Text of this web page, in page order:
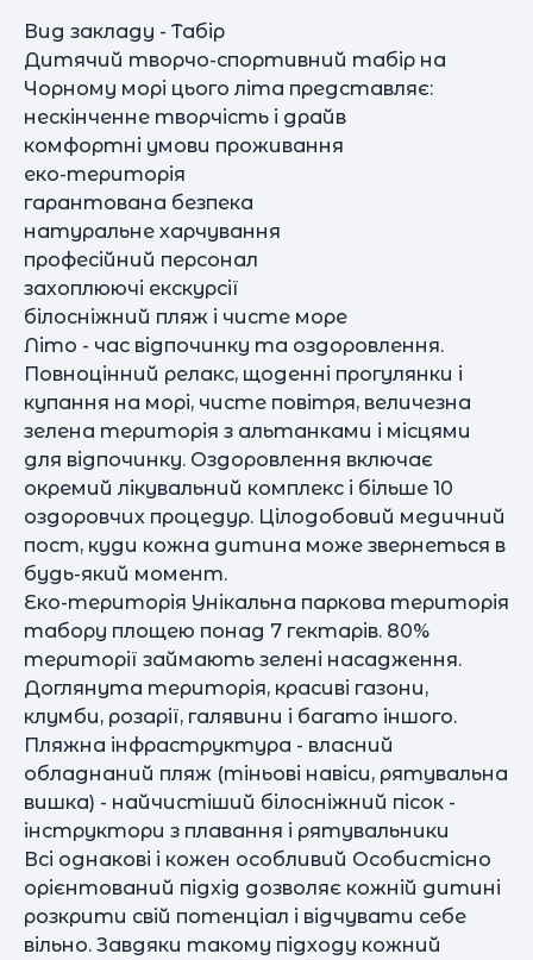
Вид закладу - Табір
Дитячий творчо-спортивний табір на
Чорному морі цього літа представляє:
нескінченне творчість і драйв
комфортні умови проживання
еко-територія
гарантована безпека
натуральне харчування
професійний персонал
захоплюючі екскурсії
білосніжний пляж і чисте море
Літо - час відпочинку та оздоровлення.
Повноцінний релакс, щоденні прогулянки і
купання на морі, чисте повітря, величезна
зелена територія з альтанками і місцями
для відпочинку. Оздоровлення включає
окремий лікувальний комплекс і більше 10
оздоровчих процедур. Цілодобовий медичний
пост, куди кожна дитина може звернеться в
будь-який момент.
Еко-територія Унікальна паркова територія
табору площею понад 7 гектарів. 80%
території займають зелені насадження.
Доглянута територія, красиві газони,
клумби, розарії, галявини і багато іншого.
Пляжна інфраструктура - власний
обладнаний пляж (тіньові навіси, рятувальна
вишка) - найчистіший білосніжний пісок -
інструктори з плавання і рятувальники
Всі однакові і кожен особливий Особистісно
орієнтований підхід дозволяє кожній дитині
розкрити свій потенціал і відчувати себе
вільно. Завдяки такому підходу кожний